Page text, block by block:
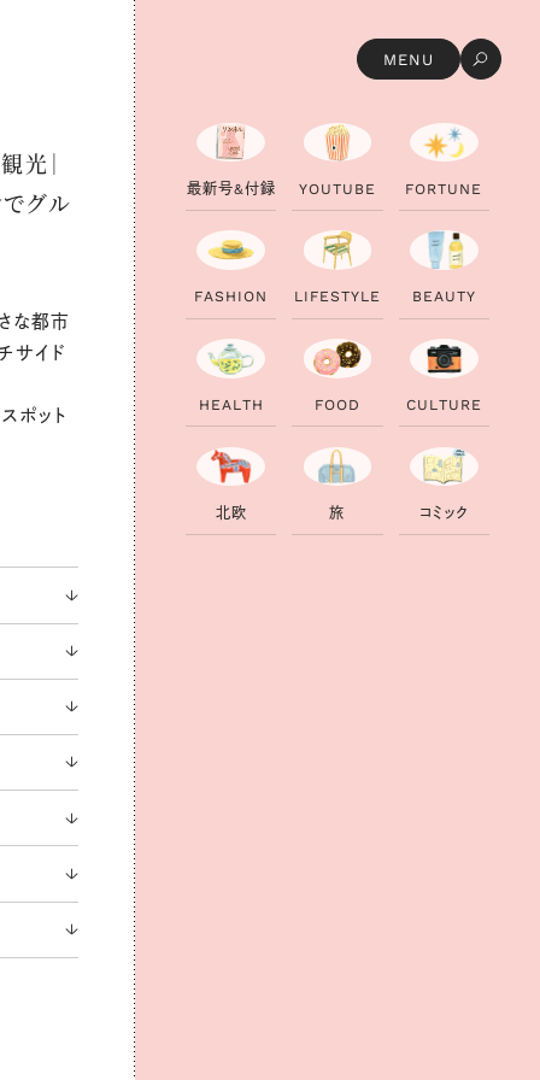
MENU
光｜
グル
な都市
サイド
ポット
最新号&付録 YOUTU B E FORTU N E
FAS H ION LI FESTYLE B EAUTY
H EALTH FOOD CU LTU RE
北欧 旅 コ ミ ック